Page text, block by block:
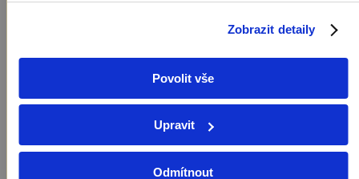
Zobrazit detaily
Povolit vše
Upravit
Odmítnout